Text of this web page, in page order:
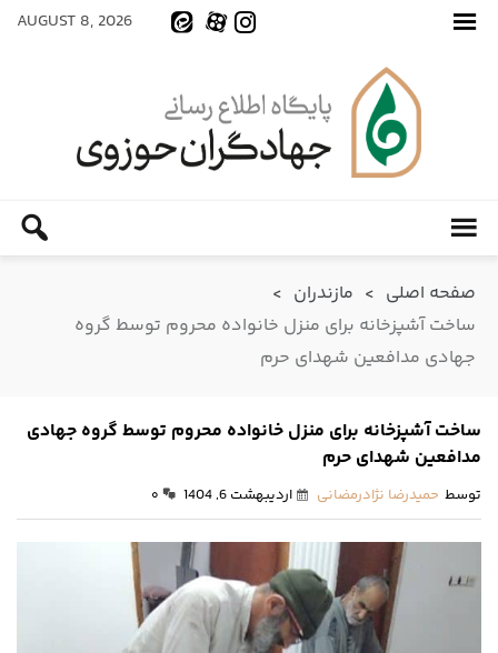
AUGUST 8, 2026
صفحه اصلی > مازندران >
ساخت آشپزخانه برای منزل خانواده محروم توسط گروه
جهادی مدافعین شهدای حرم
ساخت آشپزخانه برای منزل خانواده محروم توسط گروه جهادی
مدافعین شهدای حرم
توسط حمیدرضا نژادرمضانی اردیبهشت 6, 1404 ۰